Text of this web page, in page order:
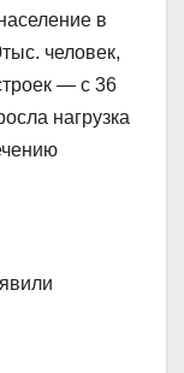
в
человек,
— с 36
нагрузка